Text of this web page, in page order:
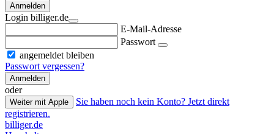
Anmelden
Login billiger.de
E-Mail-Adresse
Passwort
angemeldet bleiben
Passwort vergessen?
Anmelden
oder
Weiter mit Apple
Sie haben noch kein Konto? Jetzt direkt
registrieren.
billiger.de